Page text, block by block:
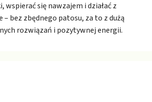
wspierać się nawzajem i działać z
– bez zbędnego patosu, za to z dużą
rozwiązań i pozytywnej energii.